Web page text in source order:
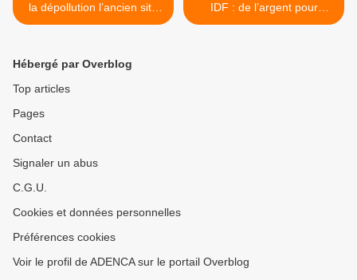
la dépollution l’ancien site
Cognis aujourd’hui BASF ?
IDF : de l’argent pour
l’Essonne mais pas pour le
Hébergé par Overblog
Top articles
Pages
Contact
Signaler un abus
C.G.U.
Cookies et données personnelles
Préférences cookies
Voir le profil de ADENCA sur le portail Overblog